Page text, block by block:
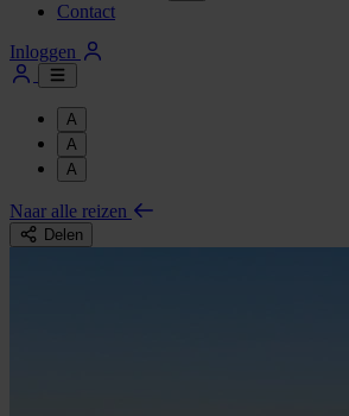
Contact
Inloggen
A
A
A
Naar alle reizen
Delen